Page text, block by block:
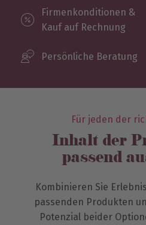
Firmenkonditionen &
Kauf auf Rechnung
Persönliche Beratung
Für jeden der
Inhalt der
passend
Kombinieren Sie
passenden Produkten
Potenzial beider